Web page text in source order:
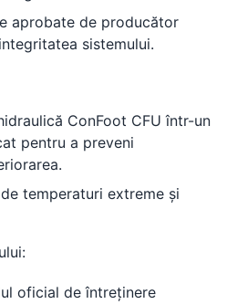
aprobate de producător
sistemului.
ConFoot CFU într-un
pentru a preveni
temperaturi extreme și
oficial de întreținere